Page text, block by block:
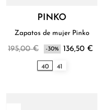
PINKO
Zapatos de mujer Pinko
195,00 € -30% 136,50 €
40 41